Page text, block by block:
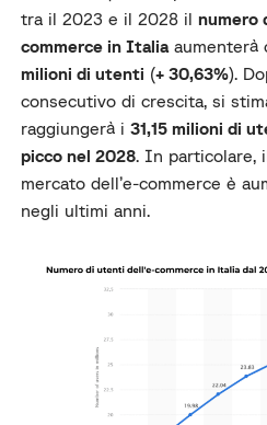
tra il 2023 e il 2028 ilnumero
commerce in Italiaaumenterà
milioni di utenti (+ 30,63%).
consecutivo di crescita, si
raggiungerà i31,15 milioni di
picco nel 2028. In particolare,
mercato dell’e-commerce è
negli ultimi anni.